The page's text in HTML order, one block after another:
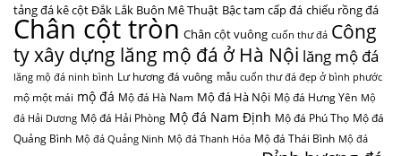
tảng đá kê cột Đắk Lắk Buôn Mê Thuật Bậc tam cấp đá chiếu rồng đá
Chân cột tròn Chân cột vuông cuốn thư đá Công
ty xây dựng lăng mộ đá ở Hà Nội lăng mộ đá
lăng mộ đá ninh bình Lư hương đá vuông mẫu cuốn thư đá đẹp ở bình phước
mộ một mái mộ đá Mộ đá Hà Nam Mộ đá Hà Nội Mộ đá Hưng Yên Mộ
đá Hải Dương Mộ đá Hải Phòng Mộ đá Nam Định Mộ đá Phú Thọ Mộ đá
Quảng Bình Mộ đá Quảng Ninh Mộ đá Thanh Hóa Mộ đá Thái Bình Mộ đá